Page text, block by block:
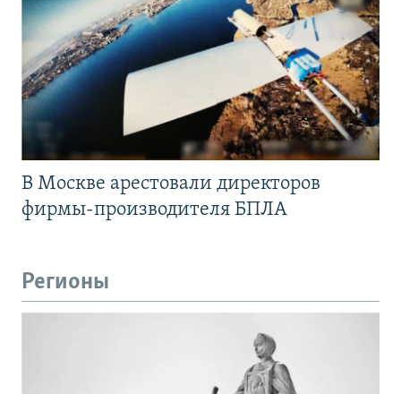
В Москве арестовали директоров
фирмы-производителя БПЛА
Регионы